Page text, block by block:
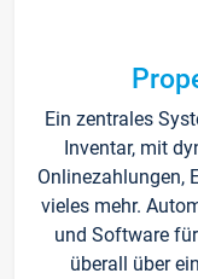
Ein zentrales
Inventar, mit
Onlinezahlungen,
vieles mehr.
und Software
überall über